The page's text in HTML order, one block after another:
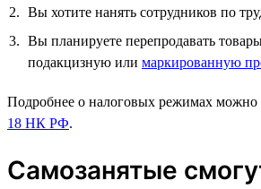
Вы хотите нанять сотрудников по
Вы планируете перепродавать
подакцизную или маркированную
Подробнее о налоговых режимах можно
18 НК РФ.
Самозанятые